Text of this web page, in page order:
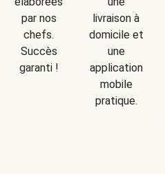
par nos
chefs.
Succès
garanti !
livraison à
domicile et
une
application
mobile
pratique.